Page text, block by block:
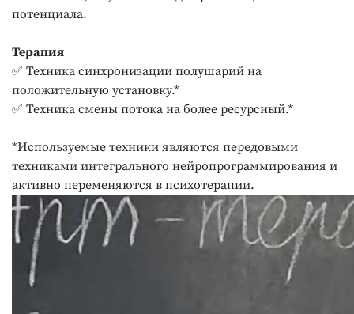
потенциала.
Терапия
✅ Техника синхронизации полушарий на
положительную установку.*
✅ Техника смены потока на более ресурсный.*
*Используемые техники являются передовыми
техниками интегрального нейропрограммирования и
активно переменяются в психотерапии.